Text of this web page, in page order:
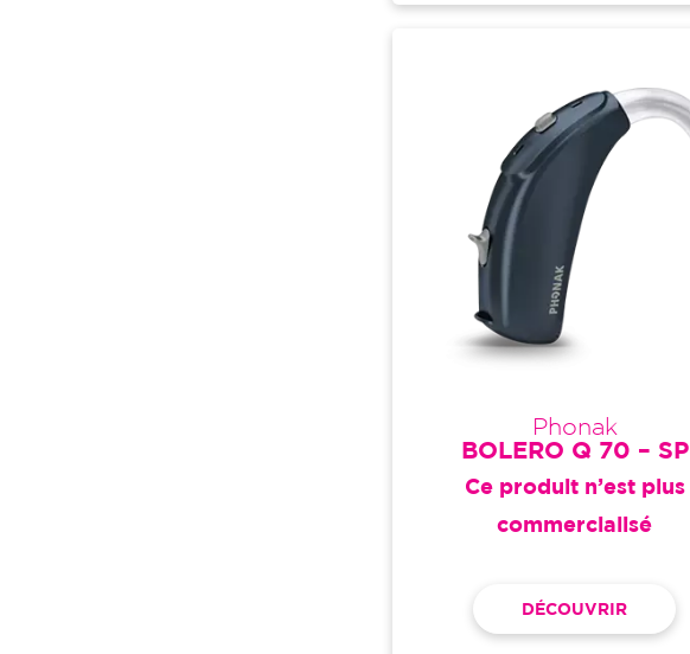
Phonak
BOLERO Q 70 – SP
Ce produit n’est plus
commercialisé
DÉCOUVRIR